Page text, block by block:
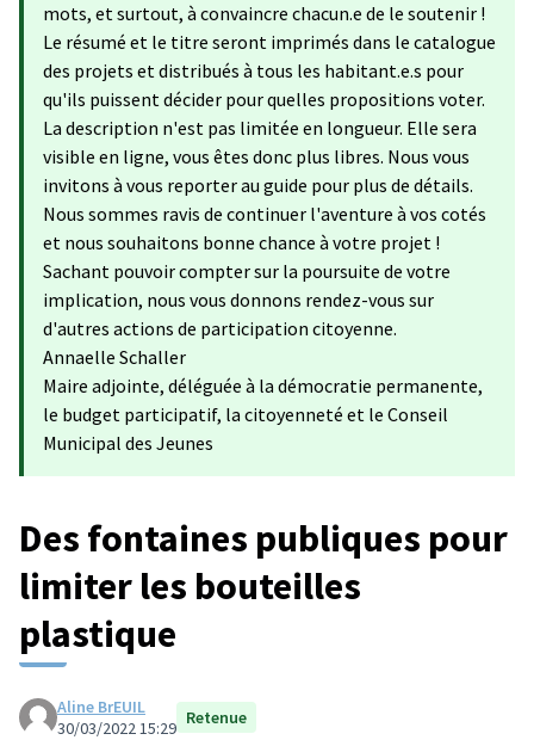
mots, et surtout, à convaincre chacun.e de le soutenir !
Le résumé et le titre seront imprimés dans le catalogue
des projets et distribués à tous les habitant.e.s pour
qu'ils puissent décider pour quelles propositions voter.
La description n'est pas limitée en longueur. Elle sera
visible en ligne, vous êtes donc plus libres. Nous vous
invitons à vous reporter au guide pour plus de détails.
Nous sommes ravis de continuer l'aventure à vos cotés
et nous souhaitons bonne chance à votre projet !
Sachant pouvoir compter sur la poursuite de votre
implication, nous vous donnons rendez-vous sur
d'autres actions de participation citoyenne.
Annaelle Schaller
Maire adjointe, déléguée à la démocratie permanente,
le budget participatif, la citoyenneté et le Conseil
Municipal des Jeunes
Des fontaines publiques pour
limiter les bouteilles
plastique
Aline BrEUIL
30/03/2022 15:29 Retenue